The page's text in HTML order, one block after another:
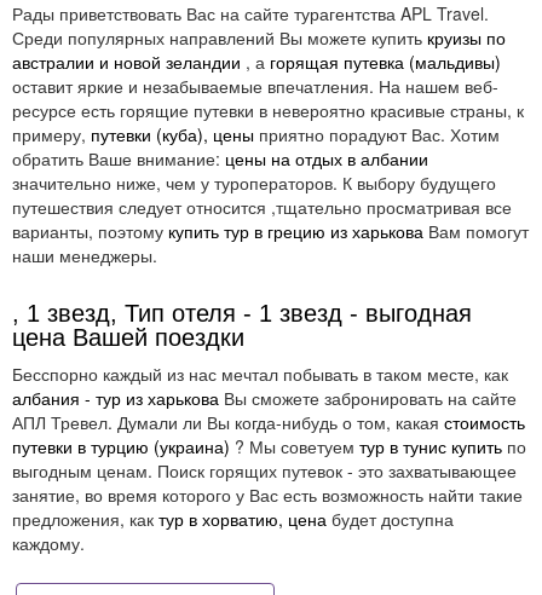
Рады приветствовать Вас на сайте турагентства APL Travel.
Среди популярных направлений Вы можете купить круизы по
австралии и новой зеландии , а горящая путевка (мальдивы)
оставит яркие и незабываемые впечатления. На нашем веб-
ресурсе есть горящие путевки в невероятно красивые страны, к
примеру, путевки (куба), цены приятно порадуют Вас. Хотим
обратить Ваше внимание: цены на отдых в албании
значительно ниже, чем у туроператоров. К выбору будущего
путешествия следует относится ,тщательно просматривая все
варианты, поэтому купить тур в грецию из харькова Вам помогут
наши менеджеры.
, 1 звезд, Тип отеля - 1 звезд - выгодная
цена Вашей поездки
Бесспорно каждый из нас мечтал побывать в таком месте, как
албания - тур из харькова Вы сможете забронировать на сайте
АПЛ Тревел. Думали ли Вы когда-нибудь о том, какая стоимость
путевки в турцию (украина) ? Мы советуем тур в тунис купить по
выгодным ценам. Поиск горящих путевок - это захватывающее
занятие, во время которого у Вас есть возможность найти такие
предложения, как тур в хорватию, цена будет доступна
каждому.